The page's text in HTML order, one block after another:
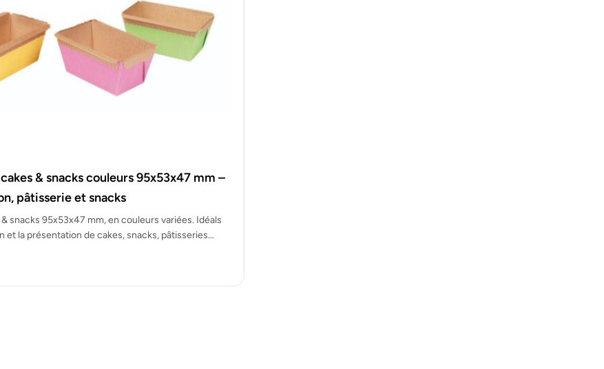
& snacks couleurs 95x53x47 mm –
pâtisserie et snacks
snacks 95x53x47 mm, en couleurs variées. Idéals
et la présentation de cakes, snacks, pâtisseries…